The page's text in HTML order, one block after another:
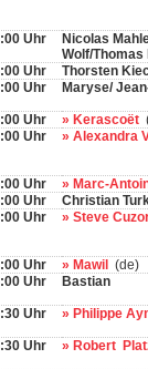
Uhr
Nicolas
Wolf/
Uhr
Thorsten
Uhr
Maryse/
Uhr » Kerascoët
Uhr
» Alexandra
Uhr
» Marc-
Uhr
Christian
Uhr
» Steve
Uhr » Mawil
(de)
Uhr
Bastian
Uhr » Philippe
Uhr » Robert